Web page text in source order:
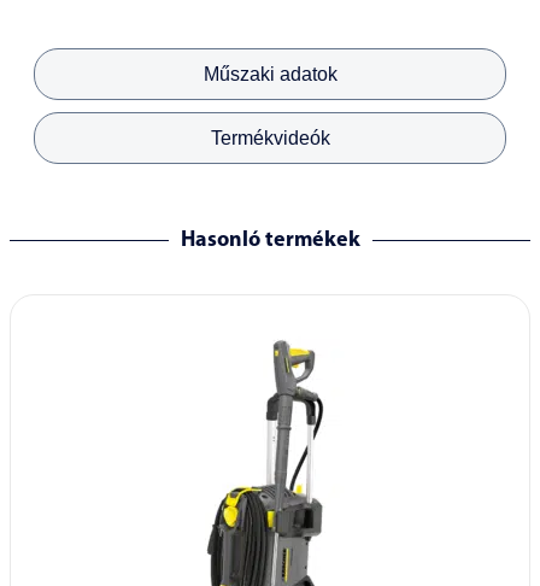
Műszaki adatok
Termékvideók
Hasonló termékek